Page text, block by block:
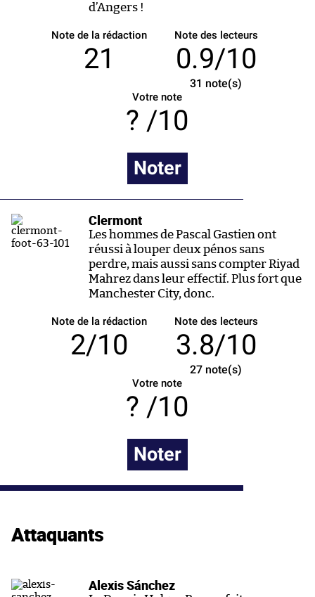
d’Angers !
Note de la rédaction
21
Note des lecteurs
0.9/10
31 note(s)
Votre note
/10
Noter
Clermont
Les hommes de Pascal Gastien ont
réussi à louper deux pénos sans
perdre, mais aussi sans compter Riyad
Mahrez dans leur effectif. Plus fort que
Manchester City, donc.
Note de la rédaction
2/10
Note des lecteurs
3.8/10
27 note(s)
Votre note
/10
Noter
Attaquants
Alexis Sánchez